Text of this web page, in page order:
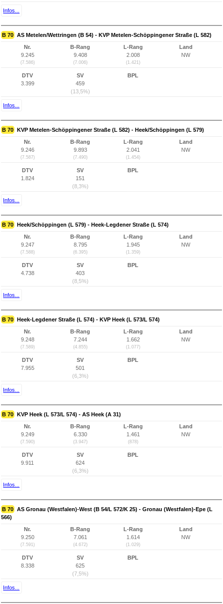
Infos...
B 70 AS Metelen/Wettringen (B 54) - KVP Metelen-Schöppingener Straße (L 582)
Nr.
9.245
(7.586)
B-Rang
9.408
(7.006)
L-Rang
2.008
(1.421)
Land
NW
DTV
3.399
SV
459
(13,5%)
BPL
Infos...
B 70 KVP Metelen-Schöppingener Straße (L 582) - Heek/Schöppingen (L 579)
Nr.
9.246
(7.587)
B-Rang
9.893
(7.490)
L-Rang
2.041
(1.454)
Land
NW
DTV
1.824
SV
151
(8,3%)
BPL
Infos...
B 70 Heek/Schöppingen (L 579) - Heek-Legdener Straße (L 574)
Nr.
9.247
(7.588)
B-Rang
8.795
(6.395)
L-Rang
1.945
(1.359)
Land
NW
DTV
4.738
SV
403
(8,5%)
BPL
Infos...
B 70 Heek-Legdener Straße (L 574) - KVP Heek (L 573/L 574)
Nr.
9.248
(7.589)
B-Rang
7.244
(4.855)
L-Rang
1.662
(1.077)
Land
NW
DTV
7.955
SV
501
(6,3%)
BPL
Infos...
B 70 KVP Heek (L 573/L 574) - AS Heek (A 31)
Nr.
9.249
(7.590)
B-Rang
6.330
(3.947)
L-Rang
1.461
(878)
Land
NW
DTV
9.911
SV
624
(6,3%)
BPL
Infos...
B 70 AS Gronau (Westfalen)-West (B 54/L 572/K 25) - Gronau (Westfalen)-Epe (L
566)
Nr.
9.250
(7.591)
B-Rang
7.061
(4.672)
L-Rang
1.614
(1.029)
Land
NW
DTV
8.338
SV
625
(7,5%)
BPL
Infos...